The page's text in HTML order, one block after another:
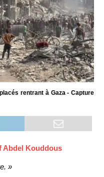
rentrant à Gaza - Capture
Abdel Kouddous
»